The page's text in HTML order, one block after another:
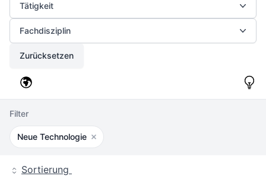
Tätigkeit
Fachdisziplin
Zurücksetzen
Filter
Neue Technologie Filter entfernen
Sortierung